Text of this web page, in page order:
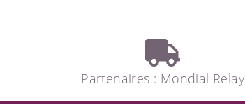
Partenaires : Mondial Relay